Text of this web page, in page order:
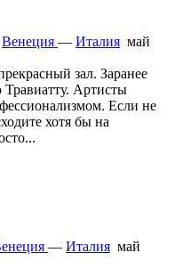
Венеция — Италия май
зал. Заранее
Артисты
Если не
хотя бы на
— Италия май